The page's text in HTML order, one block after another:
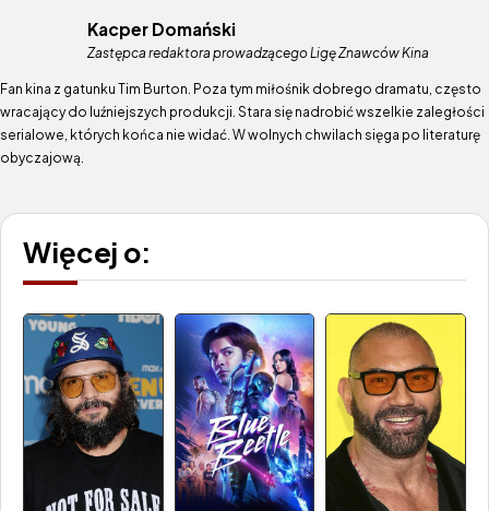
Kacper Domański
Zastępca redaktora prowadzącego Ligę Znawców Kina
Fan kina z gatunku Tim Burton. Poza tym miłośnik dobrego dramatu, często
wracający do luźniejszych produkcji. Stara się nadrobić wszelkie zaległości
serialowe, których końca nie widać. W wolnych chwilach sięga po literaturę
obyczajową.
Więcej o: